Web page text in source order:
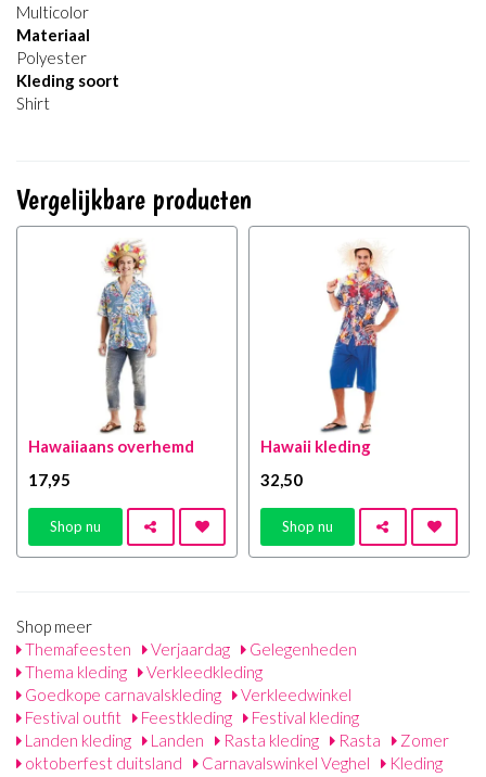
Multicolor
Materiaal
Polyester
Kleding soort
Shirt
Vergelijkbare producten
Hawaiiaans overhemd
17,95
Shop nu
Hawaii kleding
32,50
Shop nu
Shop meer
Themafeesten
Verjaardag
Gelegenheden
Thema kleding
Verkleedkleding
Goedkope carnavalskleding
Verkleedwinkel
Festival outfit
Feestkleding
Festival kleding
Landen kleding
Landen Rasta kleding Rasta
Zomer
oktoberfest duitsland
Carnavalswinkel Veghel
Kleding